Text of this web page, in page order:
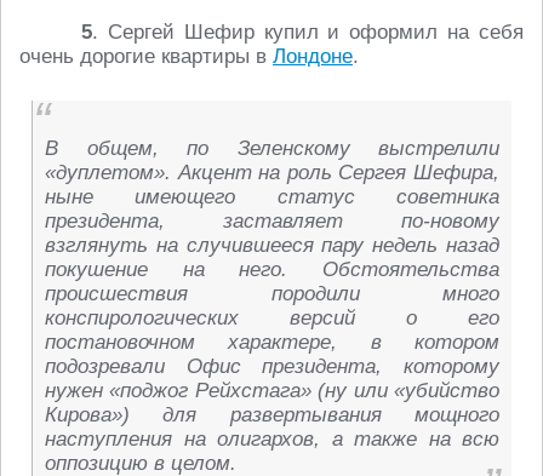
5. Сергей Шефир купил и оформил на себя
очень дорогие квартиры в Лондоне.
В общем, по Зеленскому выстрелили
«дуплетом». Акцент на роль Сергея Шефира,
ныне имеющего статус советника
президента, заставляет по-новому
взглянуть на случившееся пару недель назад
покушение на него. Обстоятельства
происшествия породили много
конспирологических версий о его
постановочном характере, в котором
подозревали Офис президента, которому
нужен «поджог Рейхстага» (ну или «убийство
Кирова») для развертывания мощного
наступления на олигархов, а также на всю
оппозицию в целом.